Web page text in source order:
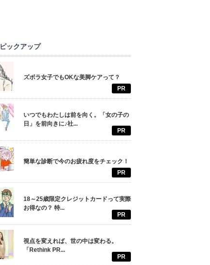
ピックアップ
ズボラ女子でもOKな美脚ケアって？
PR
いつでもわたしは前を向く。「女の子の
日」を前向きに♪社...
PR
簡単な診断で今のお疲れ度をチェック！
PR
18～25歳限定クレジットカードって実際
お得なの？ 特...
PR
視点を変えれば、世の中は変わる。
「Rethink PR...
PR